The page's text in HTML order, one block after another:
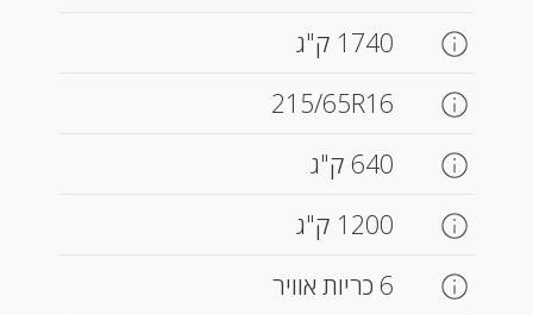
1740 ק"ג
215/65R16
640 ק"ג
1200 ק"ג
6 כריות אוויר